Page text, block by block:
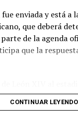
enviada y está a
que deberá
de la agenda
que la
para San
entre la institución
CONTINUAR LEYENDO